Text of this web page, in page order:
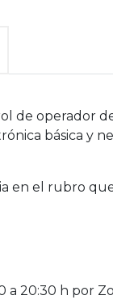
de operador
básica y
en el rubro
a 20:30 h por